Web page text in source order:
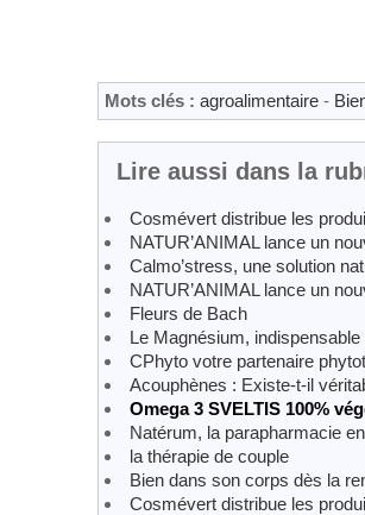
Mots clés : agroalimentaire -
Lire aussi dans la
Cosmévert distribue les
NATUR’ANIMAL lance un
Calmo’stress, une solution
NATUR’ANIMAL lance un
Fleurs de Bach
Le Magnésium,
CPhyto votre partenaire
Acouphènes : Existe-t-il
Omega 3 SVELTIS 100%
Natérum, la parapharmacie
la thérapie de couple
Bien dans son corps dès la
Cosmévert distribue les